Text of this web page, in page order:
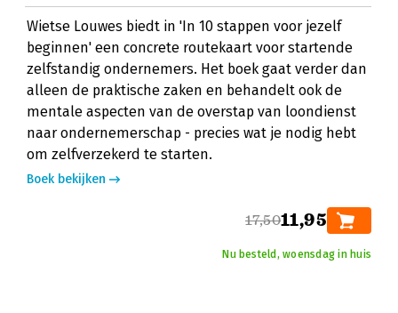
Wietse Louwes biedt in 'In 10 stappen voor jezelf
beginnen' een concrete routekaart voor startende
zelfstandig ondernemers. Het boek gaat verder dan
alleen de praktische zaken en behandelt ook de
mentale aspecten van de overstap van loondienst
naar ondernemerschap - precies wat je nodig hebt
om zelfverzekerd te starten.
Boek bekijken
17,5011,95
Nu besteld, woensdag in huis